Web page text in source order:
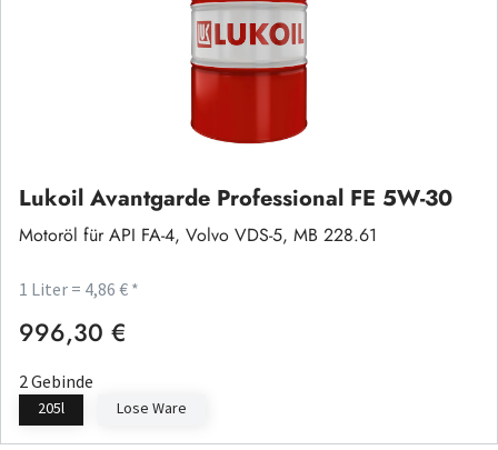
Lukoil Avantgarde Professional FE 5W-30
Motoröl für API FA-4, Volvo VDS-5, MB 228.61
1 Liter = 4,86 € *
Regulärer Preis:
996,30 €
2 Gebinde
205l Lose Ware